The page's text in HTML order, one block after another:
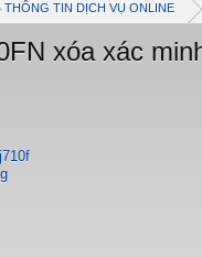
THÔNG TIN DỊCH VỤ ONLINE
xóa xác